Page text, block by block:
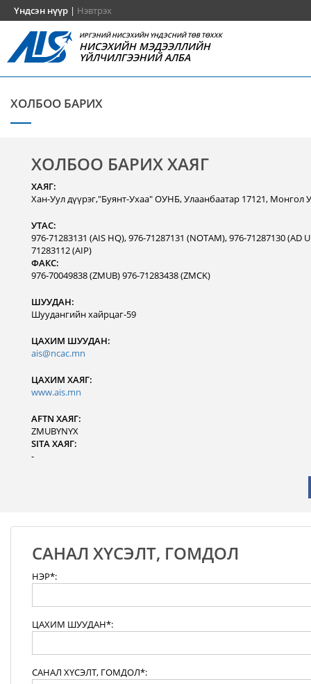
Үндсэн нүүр | Нэвтрэх
ИРГЭНИЙ НИСЭХИЙН ҮНДЭСНИЙ ТӨВ ТӨХХК
НИСЭХИЙН МЭДЭЭЛЛИЙН
ҮЙЛЧИЛГЭЭНИЙ АЛБА
ХОЛБОО БАРИХ
ХОЛБОО БАРИХ ХАЯГ
ХАЯГ:
Хан-Уул дүүрэг,"Буянт-Ухаа" ОУНБ, Улаанбаатар 17121, Монгол
УТАС:
976-71283131 (AIS HQ), 976-71287131 (NOTAM), 976-71287130 (AD
71283112 (AIP)
ФАКС:
976-70049838 (ZMUB) 976-71283438 (ZMCK)
ШУУДАН:
Шуудангийн хайрцаг-59
ЦАХИМ ШУУДАН:
ais@ncac.mn
ЦАХИМ ХАЯГ:
www.ais.mn
AFTN ХАЯГ:
ZMUBYNYX
SITA ХАЯГ:
-
САНАЛ ХҮСЭЛТ, ГОМДОЛ
НЭР*:
ЦАХИМ ШУУДАН*:
САНАЛ ХҮСЭЛТ, ГОМДОЛ*: